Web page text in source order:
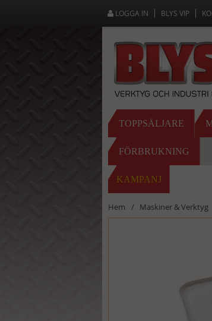
LOGGA IN BLYS VIP
TOPPSÄLJARE
FÖRBRUKNING
KAMPANJ
Hem Maskiner & Verktyg